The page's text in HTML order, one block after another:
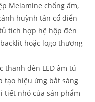
Melamine chống ẩm,
huỳnh tân cổ điển
tích hợp hệ hộp đèn
hoặc logo thương
thanh đèn LED âm tủ
tạo hiệu ứng bắt sáng
tiết nhỏ của sản phẩm